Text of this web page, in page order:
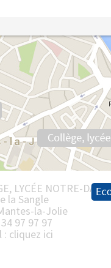
LYCÉE NOTRE-DAME
la Sangle
la-Jolie
97 97 97
: cliquez ici